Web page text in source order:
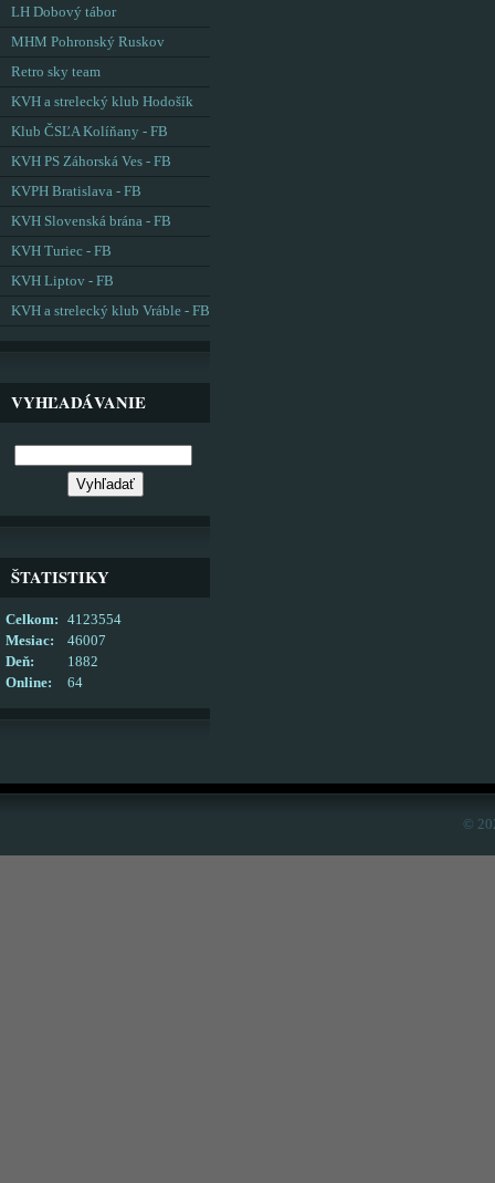
LH Dobový tábor
MHM Pohronský Ruskov
Retro sky team
KVH a strelecký klub Hodošík
Klub ČSĽA Kolíňany - FB
KVH PS Záhorská Ves - FB
KVPH Bratislava - FB
KVH Slovenská brána - FB
KVH Turiec - FB
KVH Liptov - FB
KVH a strelecký klub Vráble - FB
VYHĽADÁVANIE
ŠTATISTIKY
Online: 64
Celkom:
4123554
Mesiac:
46007
Deň:
1882
©